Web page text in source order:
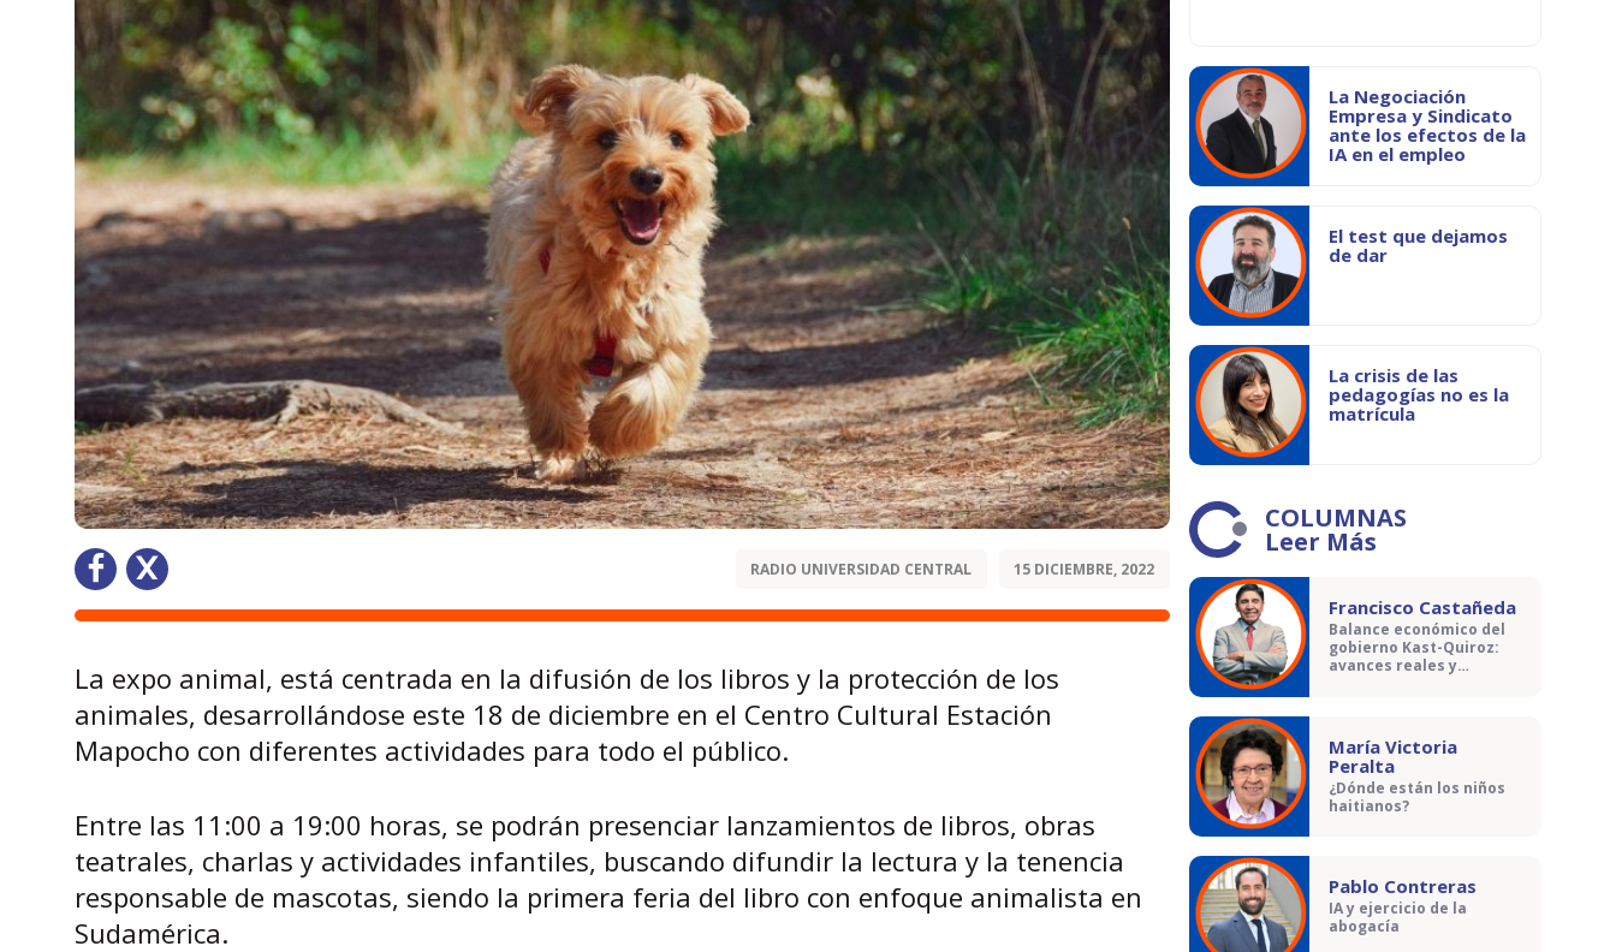
RADIO UNIVERSIDAD CENTRAL 15 DICIEMBRE, 2022
La expo animal, está centrada en la difusión de los libros y la protección de los
animales, desarrollándose este 18 de diciembre en el Centro Cultural Estación
Mapocho con diferentes actividades para todo el público.
Entre las 11:00 a 19:00 horas, se podrán presenciar lanzamientos de libros, obras
teatrales, charlas y actividades infantiles, buscando difundir la lectura y la tenencia
responsable de mascotas, siendo la primera feria del libro con enfoque animalista en
Sudamérica.
La Negociación
Empresa y Sindicato
ante los efectos de la
IA en el empleo
El test que dejamos
de dar
La crisis de las
pedagogías no es la
matrícula
COLUMNAS
Leer Más
Francisco Castañeda
Balance económico del
gobierno Kast-Quiroz:
avances reales y
María Victoria
Peralta
¿Dónde están los niños
haitianos?
Pablo Contreras
IA y ejercicio de la
abogacía